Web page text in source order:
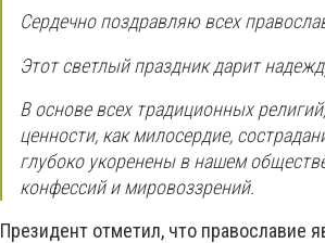
Сердечно поздравляю всех
Этот светлый праздник дарит
В основе всех традиционных
ценности, как милосердие,
глубоко укоренены в нашем
конфессий и мировоззрений.
Президент отметил, что православие